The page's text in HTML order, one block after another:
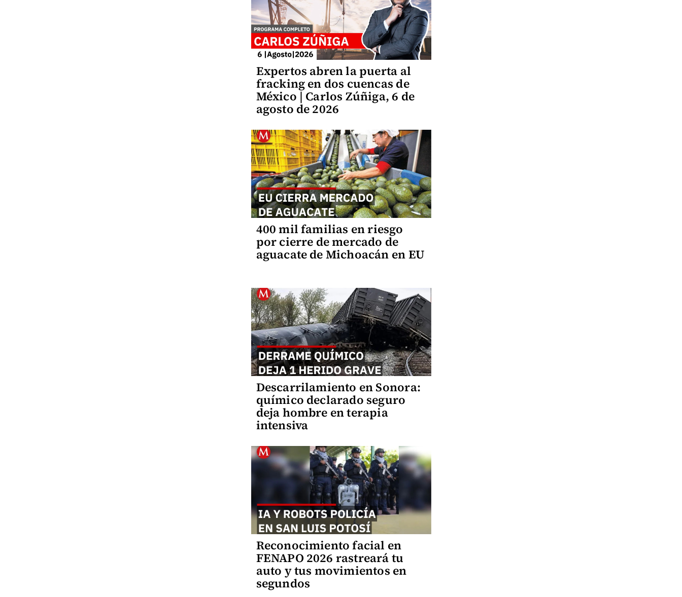
Expertos abren la puerta al
fracking en dos cuencas de
México | Carlos Zúñiga, 6 de
agosto de 2026
400 mil familias en riesgo
por cierre de mercado de
aguacate de Michoacán en EU
Descarrilamiento en Sonora:
químico declarado seguro
deja hombre en terapia
intensiva
Reconocimiento facial en
FENAPO 2026 rastreará tu
auto y tus movimientos en
segundos